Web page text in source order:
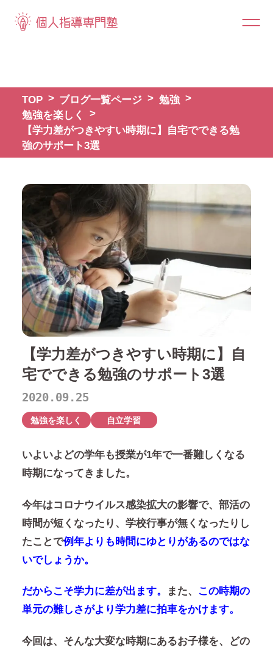
TOP ブログ一覧ページ
勉強
勉強を楽しく
【学力差がつきやすい時期に】自宅でできる勉
強のサポート3選
【学力差がつきやすい時期に】自
宅でできる勉強のサポート3選
2020.09.25
勉強を楽しく 自立学習
いよいよどの学年も授業が1年で一番難しくなる
時期になってきました。
今年はコロナウイルス感染拡大の影響で、部活の
時間が短くなったり、学校行事が無くなったりし
たことで例年よりも時間にゆとりがあるのではな
いでしょうか。
だからこそ学力に差が出ます。 また、
この時期の
単元の難しさがより学力差に拍車をかけます。
今回は、そんな大変な時期にあるお子様を、どの